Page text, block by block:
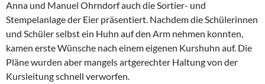
Anna und Manuel Ohrndorf auch die Sortier- und
Stempelanlage der Eier präsentiert. Nachdem die Schülerinnen
und Schüler selbst ein Huhn auf den Arm nehmen konnten,
kamen erste Wünsche nach einem eigenen Kurshuhn auf. Die
Pläne wurden aber mangels artgerechter Haltung von der
Kursleitung schnell verworfen.